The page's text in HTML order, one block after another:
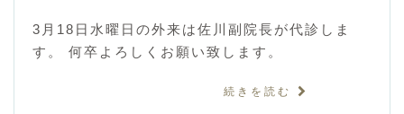
3月18日水曜日の外来は佐川副院長が代診しま
す。 何卒よろしくお願い致します。
続きを読む